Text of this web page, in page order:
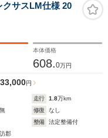
サスLM仕様 20
本体価格
608.0万円
33,000円
走行 1.8万km
修復
なし
整備
法定整備付
郡